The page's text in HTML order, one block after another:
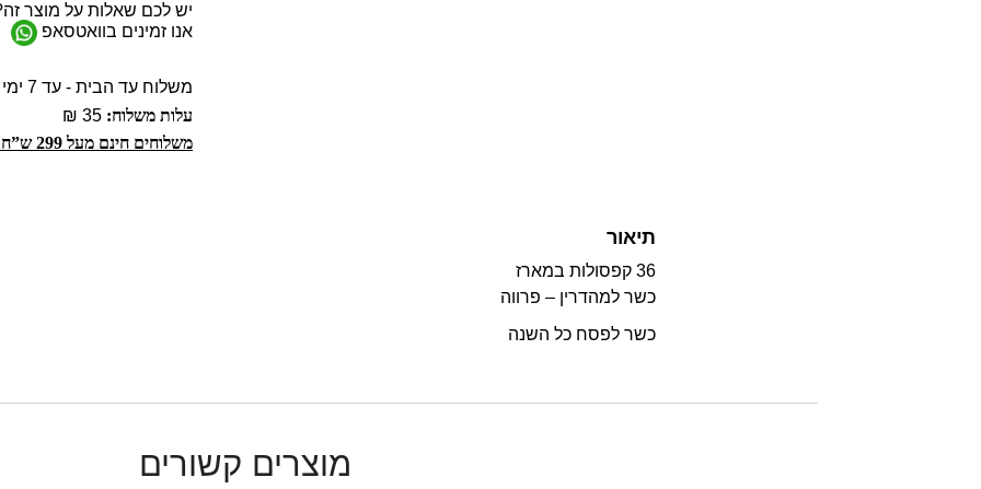
יש לכם שאלות על מוצר
אנו זמינים בוואטסאפ
משלוח עד הבית - עד 7 ימי עסקים
עלות משלוח:
משלוחים חינם מעל 299 ש”ח!
תיאור
36 קפסולות במארז
כשר למהדרין – פרווה
כשר לפסח כל השנה
מוצרים קשורים